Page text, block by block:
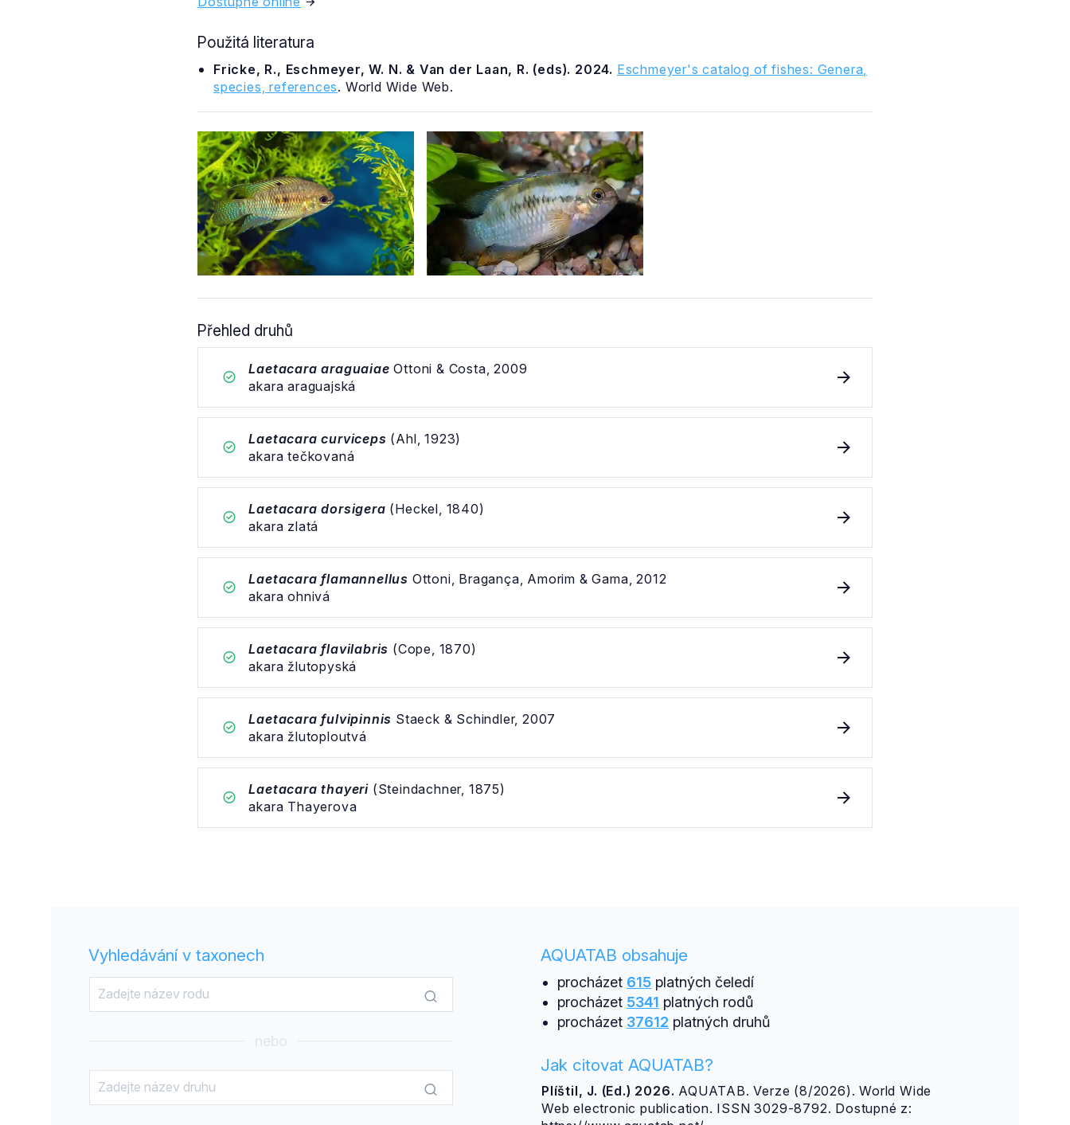
Použitá literatura
Fricke, R., Eschmeyer, W. N. & Van der Laan, R. (eds). 2024. Eschmeyer's catalog of fishes: Genera,
species, references. World Wide Web.
Laetacara dorsigera
akara zlatá
Přehled druhů
Laetacara araguaiae Ottoni & Costa, 2009
akara araguajská
Laetacara curviceps (Ahl, 1923)
akara tečkovaná
Laetacara dorsigera (Heckel, 1840)
akara zlatá
Laetacara flamannellus Ottoni, Bragança, Amorim & Gama, 2012
akara ohnivá
Laetacara flavilabris (Cope, 1870)
akara žlutopyská
Laetacara fulvipinnis Staeck & Schindler, 2007
akara žlutoploutvá
Laetacara thayeri (Steindachner, 1875)
akara Thayerova
Vyhledávání v taxonech
nebo
AQUATAB obsahuje
procházet 615platných čeledí
procházet 5341 platných rodů
procházet 37612 platných druhů
Jak citovat AQUATAB?
Plíštil, J. (Ed.) 2026. AQUATAB. Verze (8/2026). World Wide
Web electronic publication. ISSN 3029-8792. Dostupné z: